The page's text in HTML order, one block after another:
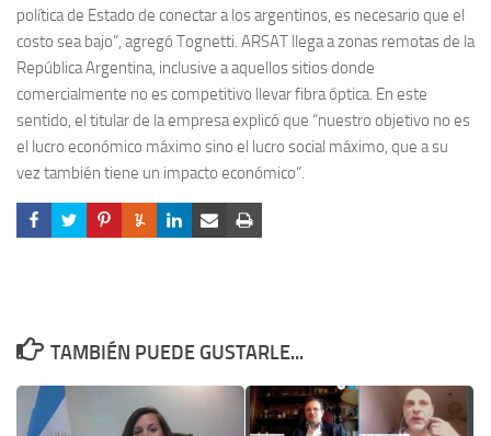
política de Estado de conectar a los argentinos, es necesario que el
costo sea bajo”, agregó Tognetti. ARSAT llega a zonas remotas de la
República Argentina, inclusive a aquellos sitios donde
comercialmente no es competitivo llevar fibra óptica. En este
sentido, el titular de la empresa explicó que “nuestro objetivo no es
el lucro económico máximo sino el lucro social máximo, que a su
vez también tiene un impacto económico”.
TAMBIÉN PUEDE GUSTARLE...